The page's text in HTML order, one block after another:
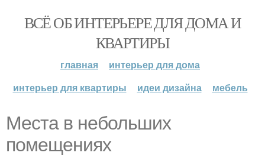
ВСЁ ОБ ИНТЕРЬЕРЕ ДЛЯ ДОМА И
КВАРТИРЫ
главная
интерьер для дома
интерьер для квартиры
идеи дизайна мебель
Места в небольших
помещениях